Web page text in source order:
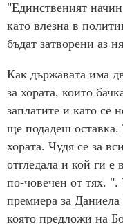
"Единственият
като влезна в
бъдат затворени аз
Как държавата има
за хората, които
заплатите и като се
ще подадеш оставка.
хората. Чудя се за
отгледала и кой ги е
по-човечен от тях.
премиера за
която предложи на